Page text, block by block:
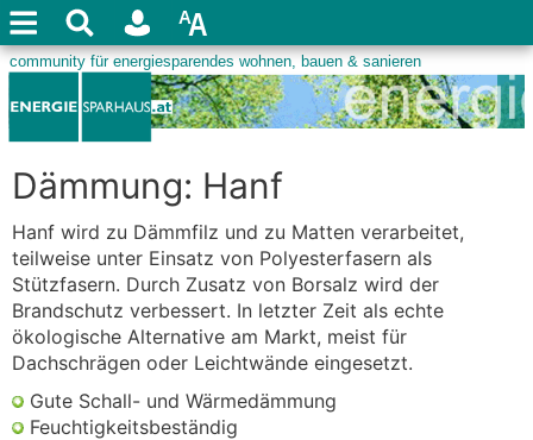
Dämmung: Hanf
Hanf wird zu Dämmfilz und zu Matten verarbeitet,
teilweise unter Einsatz von Polyesterfasern als
Stützfasern. Durch Zusatz von Borsalz wird der
Brandschutz verbessert. In letzter Zeit als echte
ökologische Alternative am Markt, meist für
Dachschrägen oder Leichtwände eingesetzt.
Gute Schall- und Wärmedämmung
Feuchtigkeitsbeständig